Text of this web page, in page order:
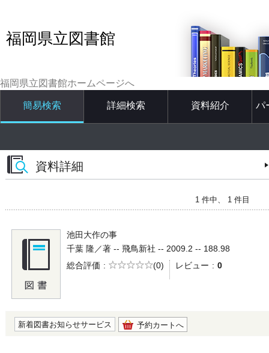
福岡県立図書館
福岡県立図書館ホームページへ
簡易検索 詳細検索 資料紹介 パ
資料詳細
1 件中、 1 件目
池田大作の事
千葉 隆／著 -- 飛鳥新社 -- 2009.2 -- 188.98
総合評価
5段階評価
(0) レビュー 0
新着図書お知らせサービス 予約カートへ